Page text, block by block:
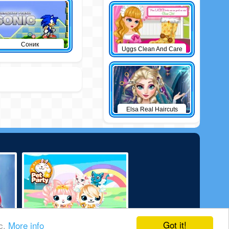
Got it!
More info
Соник
Uggs Clean And Care
Elsa Real Haircuts